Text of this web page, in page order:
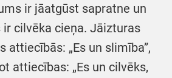
ir jāatgūst sapratne un
ir cilvēka cieņa. Jāizturas
attiecībās: „Es un slimība”,
attiecības: „Es un cilvēks,